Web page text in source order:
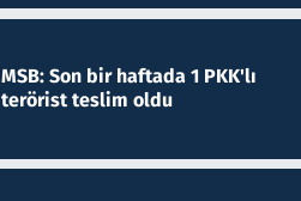
MSB: Son bir haftada 1 PKK'lı
terörist teslim oldu